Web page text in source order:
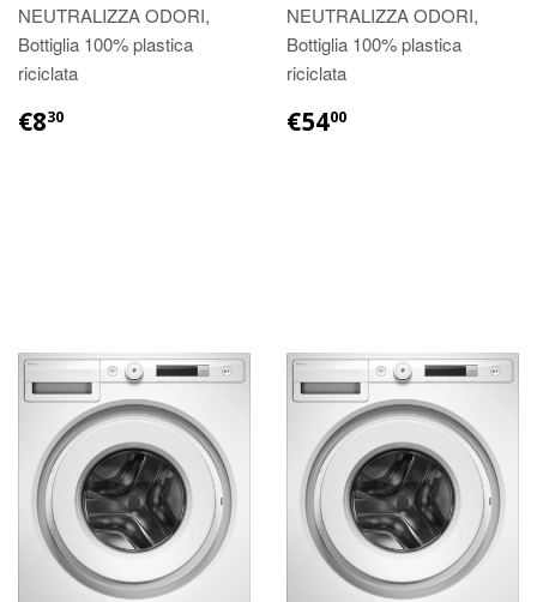
NEUTRALIZZA ODORI,
Bottiglia 100% plastica
riciclata
€830
NEUTRALIZZA ODORI,
Bottiglia 100% plastica
riciclata
€5400